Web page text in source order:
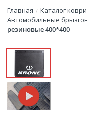
Главная / Каталог
Автомобильные
резиновые 400*400